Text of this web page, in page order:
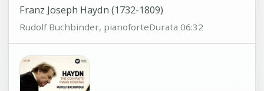
Franz Joseph Haydn (1732-1809)
Rudolf Buchbinder, pianoforteDurata 06:32